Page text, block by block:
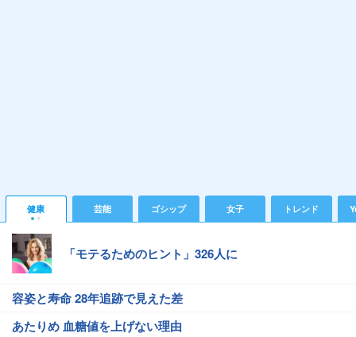
健康 芸能 ゴシップ 女子 トレンド
「モテるためのヒント」326人に
容姿と寿命 28年追跡で見えた差
あたりめ 血糖値を上げない理由